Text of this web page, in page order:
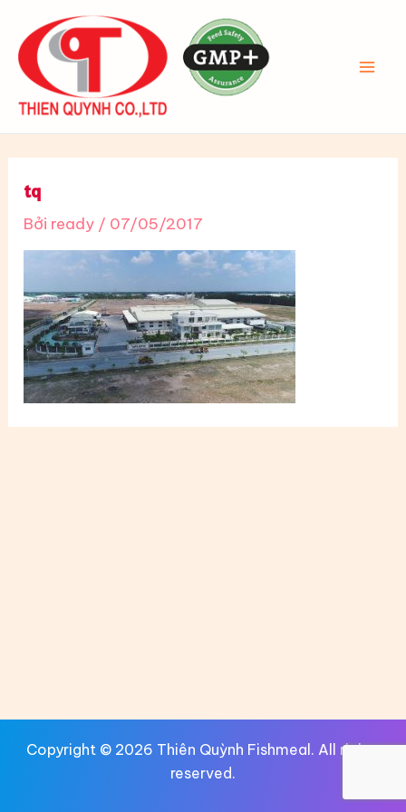
nội
dung
tq
Bởi ready / 07/05/2017
Copyright © 2026 Thiên Quỳnh Fishmeal. All rights
reserved.